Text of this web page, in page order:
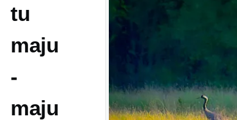
tu
maju
-
maju